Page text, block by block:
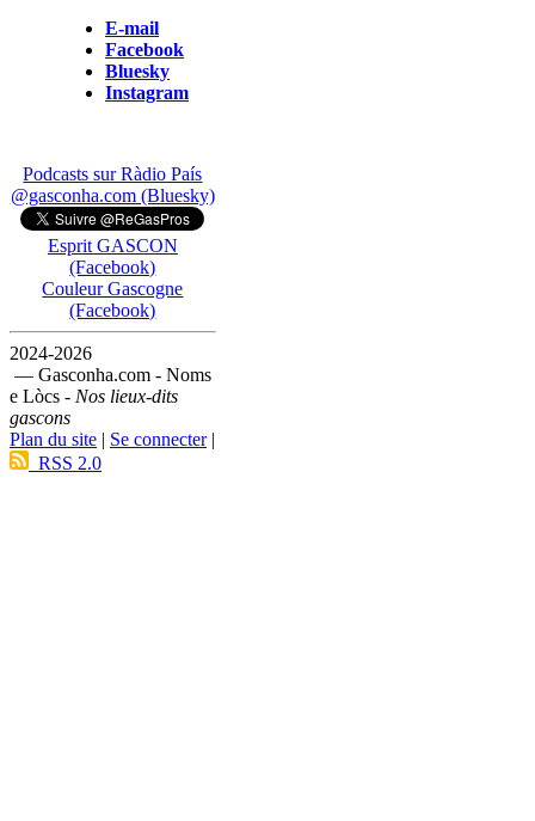
E-mail
Facebook
Bluesky
Instagram
Podcasts sur Ràdio País
@gasconha.com (Bluesky)
Esprit GASCON
(Facebook)
Couleur Gascogne
(Facebook)
2024-2026
— Gasconha.com - Noms
e Lòcs - Nos lieux-dits
gascons
Plan du site | Se connecter|
RSS 2.0